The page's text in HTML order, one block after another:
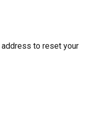
to reset your